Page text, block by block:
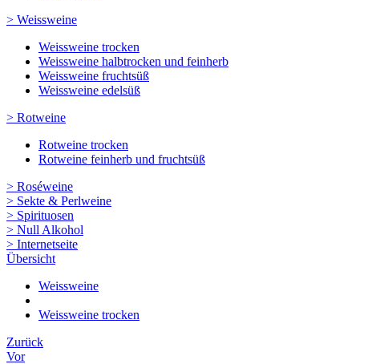
> Weissweine
Weissweine trocken
Weissweine halbtrocken und feinherb
Weissweine fruchtsüß
Weissweine edelsüß
> Rotweine
Rotweine trocken
Rotweine feinherb und fruchtsüß
> Roséweine
> Sekte & Perlweine
> Spirituosen
> Null Alkohol
> Internetseite
Übersicht
Weissweine
Weissweine trocken
Zurück
Vor